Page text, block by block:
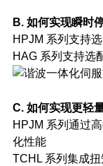
B. 如何实现瞬时
HPJM 系列支持
HAG 系列支持选
C. 如何实现更轻
HPJM 系列通过
化性能
TCHL 系列集成